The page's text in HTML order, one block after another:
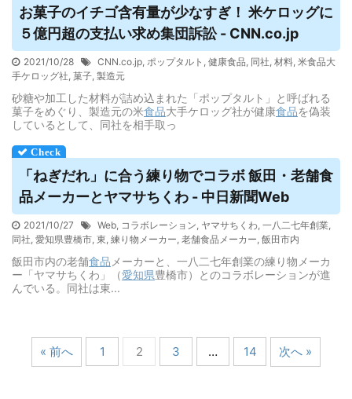
お菓子のイチゴ含有量が少なすぎ！ 米ケロッグに
５億円超の支払い求め集団訴訟 - CNN.co.jp
2021/10/28 CNN.co.jp, ポップタルト , 健康食品, 同社, 材料, 米食品大
手ケロッグ社, 菓子, 製造元
砂糖や加工した材料が詰め込まれた「ポップタルト」と呼ばれる
菓子をめぐり、製造元の米食品大手ケロッグ社が健康食品を偽装
しているとして、同社を相手取っ
「ねぎだれ」に合う練り物でコラボ 飯田・老舗食
品メーカーとヤマサちくわ - 中日新聞Web
2021/10/27 Web, コラボレーション, ヤマサちくわ, 一八二七年創業,
同社, 愛知県豊橋市, 東, 練り物メーカー, 老舗食品メーカー, 飯田市内
飯田市内の老舗食品 メーカーと、一八二七年創業の練り物メーカ
ー「ヤマサちくわ」（愛知県豊橋市）とのコラボレーションが進
んでいる。同社は東...
« 前へ 1 2 3 … 14 次へ »